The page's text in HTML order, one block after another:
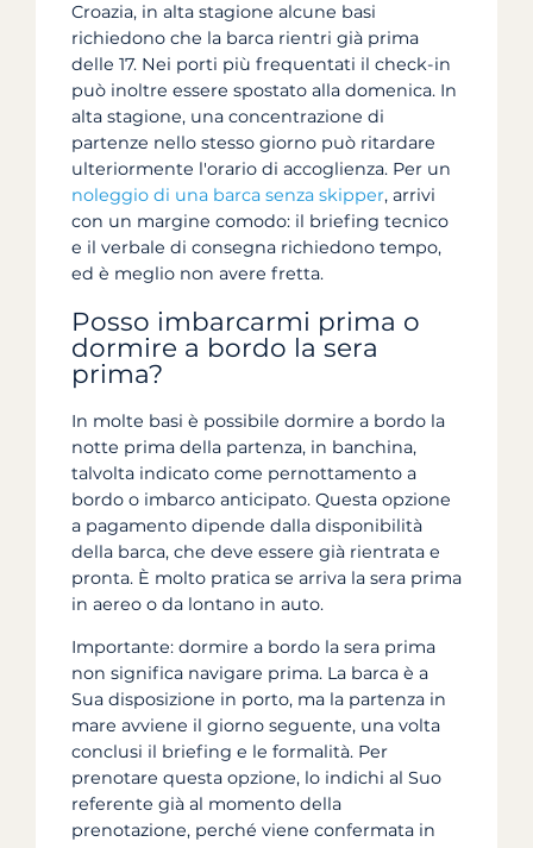
Croazia, in alta stagione alcune basi
richiedono che la barca rientri già prima
delle 17. Nei porti più frequentati il check-in
può inoltre essere spostato alla domenica. In
alta stagione, una concentrazione di
partenze nello stesso giorno può ritardare
ulteriormente l'orario di accoglienza. Per un
noleggio di una barca senza skipper, arrivi
con un margine comodo: il briefing tecnico
e il verbale di consegna richiedono tempo,
ed è meglio non avere fretta.
Posso imbarcarmi prima o
dormire a bordo la sera
prima?
In molte basi è possibile dormire a bordo la
notte prima della partenza, in banchina,
talvolta indicato come pernottamento a
bordo o imbarco anticipato. Questa opzione
a pagamento dipende dalla disponibilità
della barca, che deve essere già rientrata e
pronta. È molto pratica se arriva la sera prima
in aereo o da lontano in auto.
Importante: dormire a bordo la sera prima
non significa navigare prima. La barca è a
Sua disposizione in porto, ma la partenza in
mare avviene il giorno seguente, una volta
conclusi il briefing e le formalità. Per
prenotare questa opzione, lo indichi al Suo
referente già al momento della
prenotazione, perché viene confermata in